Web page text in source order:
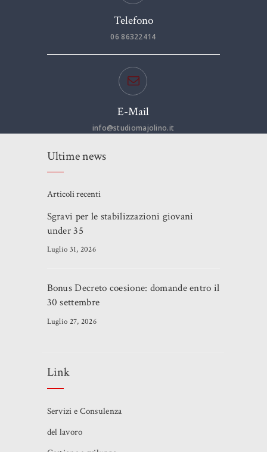
Telefono
06 86322414
E-Mail
info@studiomajolino.it
Ultime news
Articoli recenti
Sgravi per le stabilizzazioni giovani
under 35
Luglio 31, 2026
Bonus Decreto coesione: domande entro il
30 settembre
Luglio 27, 2026
Link
Servizi e Consulenza
del lavoro